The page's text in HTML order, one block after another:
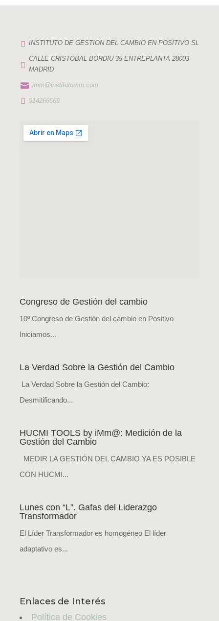
 INSTITUTO DE GESTION DEL CAMBIO EN POSITIVO SL

CALLE CRISTOBAL BORDIU 35 ENTREPLANTA 28003
MADRID
 imm@institutomm.com
 914266669
Congreso de Gestión del cambio
10º Congreso de Gestión del cambio en Positivo
Iniciamos...
La Verdad Sobre la Gestión del Cambio
La Verdad Sobre la Gestión del Cambio:
Desmitificando...
HUCMI TOOLS by iMm@: Medición de la
Gestión del Cambio
MEDIR LA GESTIÓN DEL CAMBIO YA ES POSIBLE
CON HUCMI...
Lunes con “L”. Gafas del Liderazgo
Transformador
El Líder Transformador es homogéneo El líder
adaptativo es...
Enlaces de Interés
Política de Cookies